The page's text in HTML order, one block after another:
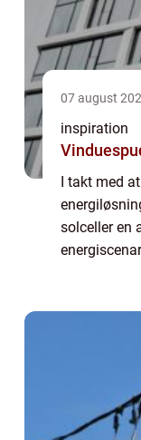
07 august
inspiration
I takt med
solceller en